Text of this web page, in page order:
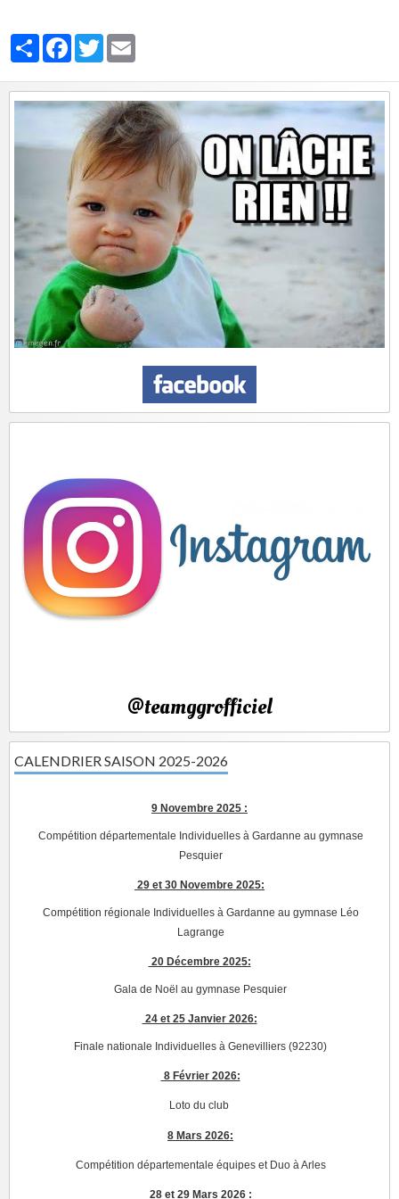
PartagerFacebook
Twitter
@teamggrofficiel
CALENDRIER SAISON 2025-2026
9 Novembre 2025 :
Compétition départementale Individuelles à Gardanne au gymnase
Pesquier
29 et 30 Novembre 2025:
Compétition régionale Individuelles à Gardanne au gymnase Léo
Lagrange
20 Décembre 2025:
Gala de Noël au gymnase Pesquier
24 et 25 Janvier 2026:
Finale nationale Individuelles à Genevilliers (92230)
8 Février 2026:
Loto du club
8 Mars 2026:
Compétition départementale équipes et Duo à Arles
28 et 29 Mars 2026 :